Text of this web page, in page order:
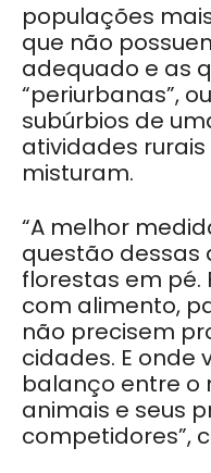
populações
que não
adequado e as
“periurbanas”,
subúrbios de
atividades
misturam.
“A melhor
questão dessas
florestas em pé.
com alimento,
não precisem
cidades. E onde
balanço entre o
animais e seus
competidores”,